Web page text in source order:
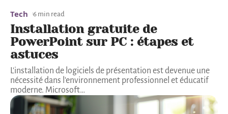
Tech 6 min read
Installation gratuite de
PowerPoint sur PC : étapes et
astuces
L'installation de logiciels de présentation est devenue une
nécessité dans l'environnement professionnel et éducatif
moderne. Microsoft…